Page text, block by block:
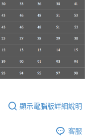
為有效，需透過AFTEE先享
頁面顯示為準，若有關於
，請聯繫「AFTEE先享後付
support/home
先享後付」服務完成之交
將交易相關給付款項請求債
護人之同意方可使用
顯示電腦版詳細說明
客服